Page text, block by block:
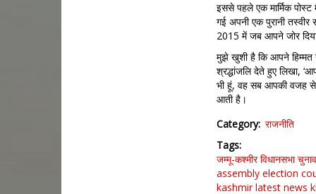
इससे पहले एक मार्मिक
गई अपनी एक पुरानी तस्वीर
2015 में जब आपने जोर
मुझे खुशी है कि आपने हिम्मत
श्रद्धांजलि देते हुए लिखा,
भी हूं, वह सब आपकी वजह
आती है।
Category राजनीति
Tags
जम्मू-कश्मीर विधानसभा
assembly election
kashmir latest news